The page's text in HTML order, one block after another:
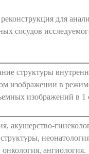
для
сосудов
структуры
изображении в
изображений в 1
акушерство-
онкология, ангиология.